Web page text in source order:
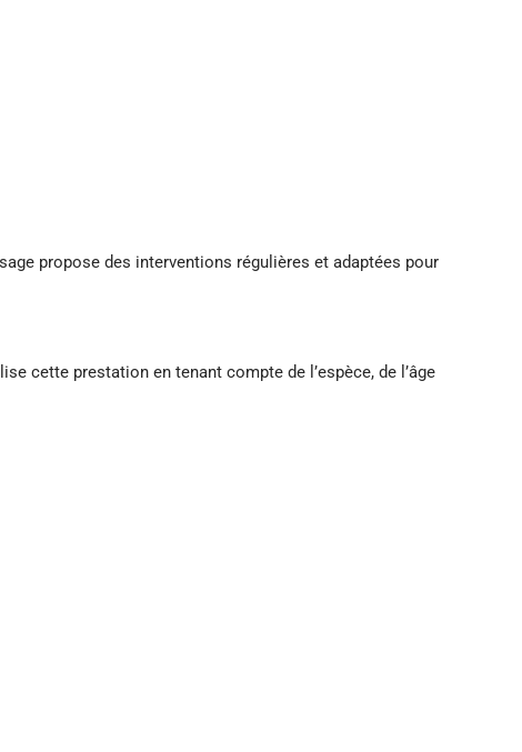
propose des interventions régulières et adaptées pour
cette prestation en tenant compte de l’espèce, de l’âge